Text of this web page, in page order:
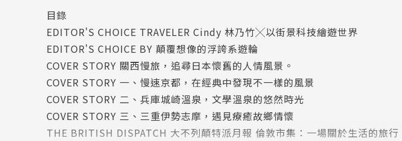
︱海の京都︱
◎天橋立（宮津市）
◎伊根舟屋（伊根町）
︱森の京都︱
◎元伊勢内宮 皇大神社（福知山市）
◎かやぶきの里（南丹市美山町）
◎御城印めぐり
目錄
EDITOR'S CHOICE TRAVELER Cindy 林乃竹╳以街景科技繪遊世界
EDITOR'S CHOICE BY 顛覆想像的浮誇系遊輪
COVER STORY 關西慢旅，追尋日本懷舊的人情風景。
COVER STORY 一、慢速京都，在經典中發現不一樣的風景
COVER STORY 二、兵庫城崎溫泉，文學溫泉的悠然時光
COVER STORY 三、三重伊勢志摩，遇見療癒故鄉情懷
THE BRITISH DISPATCH 大不列顛特派月報 倫敦市集：一場關於生活的旅行